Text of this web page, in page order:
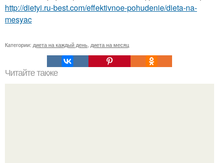
http://dietyi.ru-best.com/effektivnoe-pohudenie/dieta-na-
mesyac
Категории: диета на каждый день диета на месяц
Читайте также